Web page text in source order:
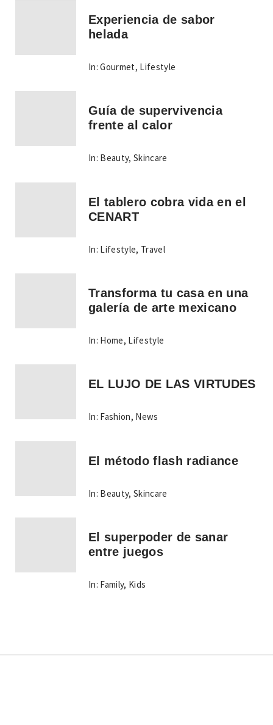
Experiencia de sabor
helada
In: Gourmet, Lifestyle
Guía de supervivencia
frente al calor
In: Beauty,Skincare
El tablero cobra vida en el
CENART
In: Lifestyle, Travel
Transforma tu casa en una
galería de arte mexicano
In: Home, Lifestyle
EL LUJO DE LAS VIRTUDES
In: Fashion, News
El método flash radiance
In: Beauty,Skincare
El superpoder de sanar
entre juegos
In: Family, Kids